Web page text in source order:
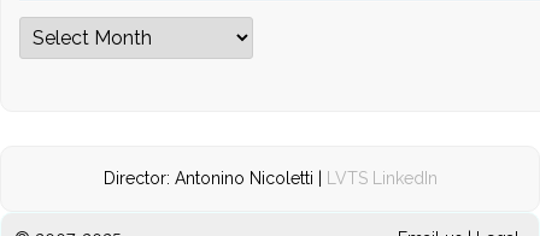
Archives
Director: Antonino Nicoletti | LVTS LinkedIn